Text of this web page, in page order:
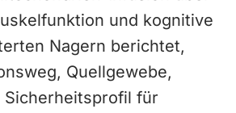
und kognitive
Nagern berichtet,
Quellgewebe,
Sicherheitsprofil für